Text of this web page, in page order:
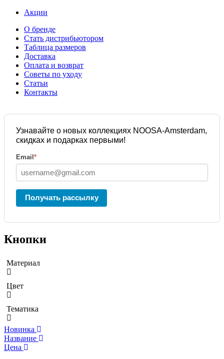
Акции
О бренде
Стать дистрибьютором
Таблица размеров
Доставка
Оплата и возврат
Советы по уходу
Статьи
Контакты
Узнавайте о новых коллекциях NOOSA-Amsterdam,
скидках и подарках первыми!
Email *
Получать рассылку
Кнопки
Материал
Цвет
Тематика
Новинка
Название
Цена